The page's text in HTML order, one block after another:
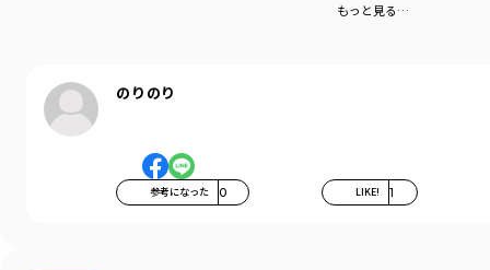
もっと見る…
のりのり
参考になった 0 LIKE! 1